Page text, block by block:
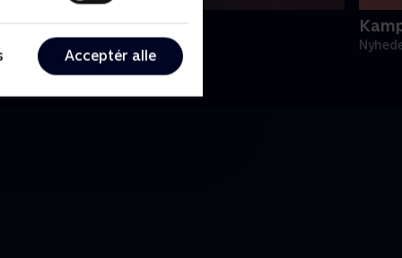
Acceptér alle
& Magasiner